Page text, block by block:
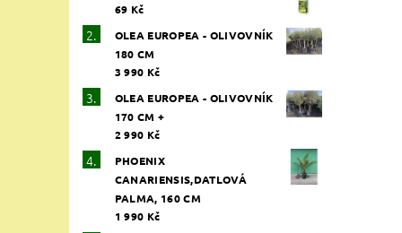
69 Kč
OLEA EUROPEA - OLIVOVNÍK
180 CM
3 990 Kč
OLEA EUROPEA - OLIVOVNÍK
170 CM +
2 990 Kč
PHOENIX
CANARIENSIS,DATLOVÁ
PALMA, 160 CM
1 990 Kč